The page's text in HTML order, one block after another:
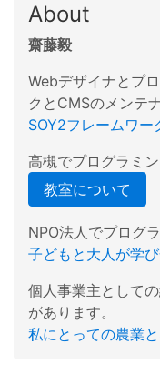
About
齋藤毅
Webデザイナとプ
クとCMSのメンテ
SOY2フレームワー
高槻でプログラミ
教室について
NPO法人でプログ
子どもと大人が学
個人事業主として
があります。
私にとっての農業